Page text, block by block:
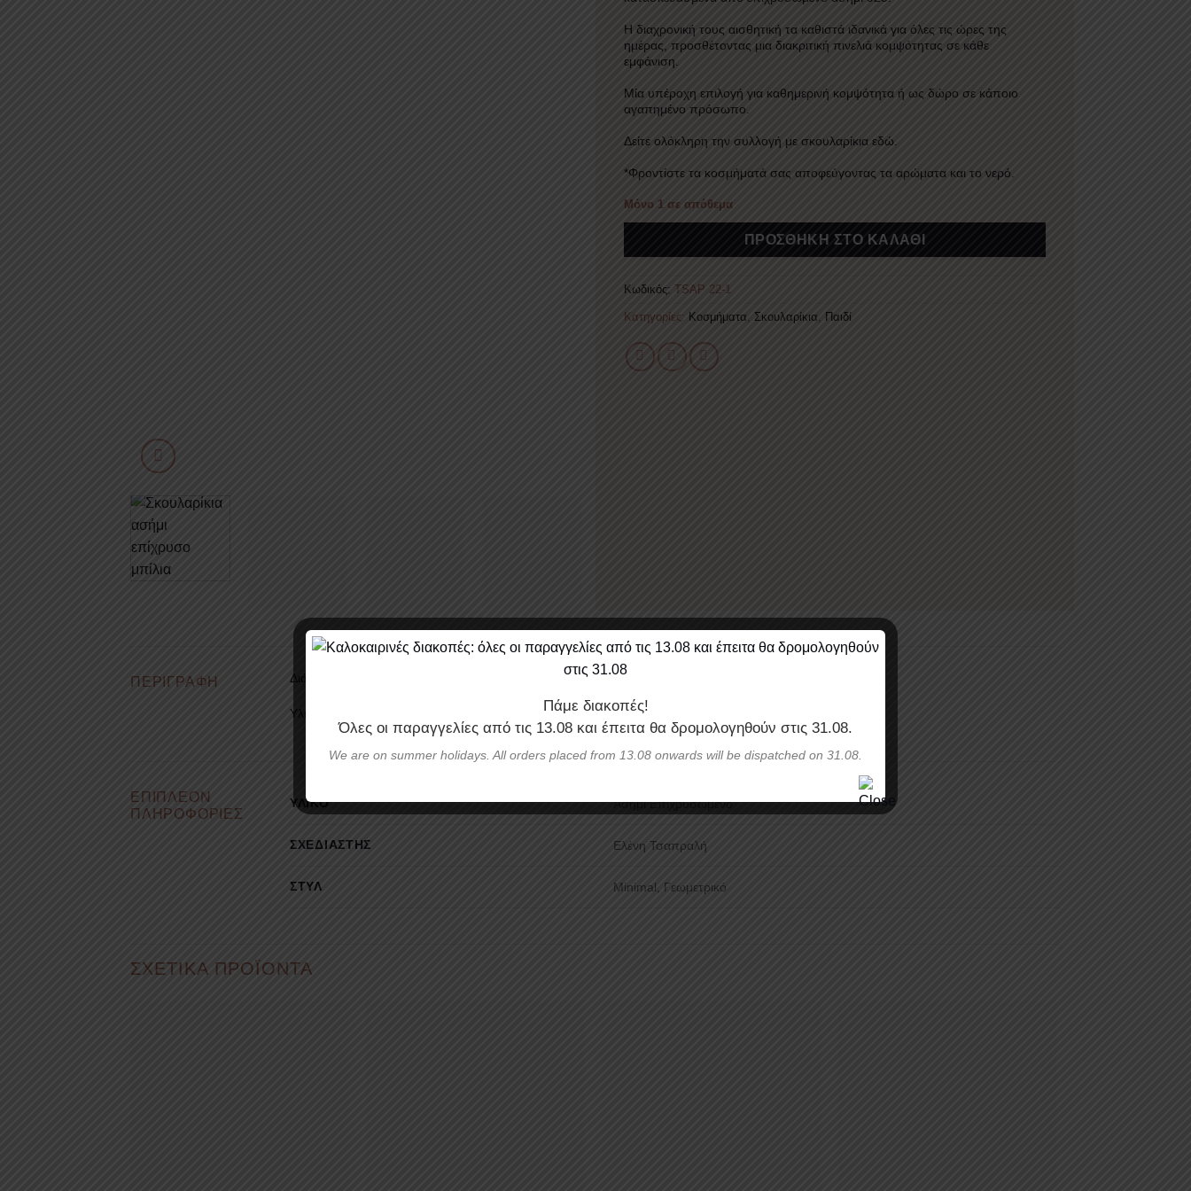
Η διαχρονική τους αισθητική τα καθιστά ιδανικά για όλες τις ώρες της
ημέρας, προσθέτοντας μια διακριτική πινελιά κομψότητας σε κάθε
εμφάνιση.
Μία υπέροχη επιλογή για καθημερινή κομψότητα ή ως δώρο σε κάποιο
αγαπημένο πρόσωπο.
Δείτε ολόκληρη την συλλογή με σκουλαρίκιαεδώ
*Φροντίστε τα κοσμήματά σας αποφεύγοντας τα αρώματα και το νερό.
Μόνο 1 σε απόθεμα
ΠΡΟΣΘΉΚΗ ΣΤΟ ΚΑΛΆΘΙ
Κωδικός: TSAP 22-1
Κατηγορίες: Κοσμήματα, Σκουλαρίκια, Παιδί
ΠΕΡΙΓΡΑΦΉ Διάμετρος
Υλικά:
ΕΠΙΠΛΈΟΝ
ΠΛΗΡΟΦΟΡΊΕΣ
ΥΛΙΚΌ Ασήμι Επιχρυσωμένο
ΣΧΕΔΙΑΣΤΉΣ Ελένη Τσαπραλή
ΣΤΥΛ Minimal, Γεωμετρικό
ΣΧΕΤΙΚΆ ΠΡΟΪΌΝΤΑ
Πάμε διακοπές!
Όλες οι παραγγελίες από τις 13.08 και έπειτα θα δρομολογηθούν στις 31.08.
We are on summer holidays. All orders placed from 13.08 onwards will be dispatched on 31.08.